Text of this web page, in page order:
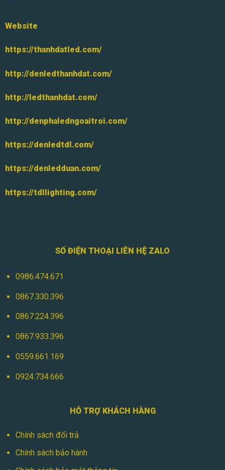
Website
https://thanhdatled.com/
http://denledthanhdat.com/
http://ledthanhdat.com/
http://denphaledngoaitroi.com/
https://denledtdl.com/
https://denledduan.com/
https://tdllighting.com/
SỐ ĐIỆN THOẠI LIÊN HỆ ZALO
0986.474.671
0867.330.396
0867.224.396
0867.933.396
0559.661.169
0924.734.666
HỖ TRỢ KHÁCH HÀNG
Chính sách đổi trả
Chính sách bảo hành